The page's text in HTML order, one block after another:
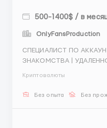
500-1400$ / в
OnlyFansProduction
СПЕЦИАЛИСТ ПО
ЗНАКОМСТВА | УДАЛЕННО 📲 Ваша
ведение аккаунтов —
Криптовалюты
Без опыта Без